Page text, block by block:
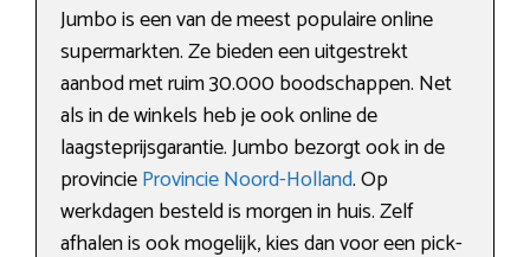
Jumbo is een van de meest populaire online
supermarkten. Ze bieden een uitgestrekt
aanbod met ruim 30.000 boodschappen. Net
als in de winkels heb je ook online de
laagsteprijsgarantie. Jumbo bezorgt ook in de
provincieProvincie Noord-Holland. Op
werkdagen besteld is morgen in huis. Zelf
afhalen is ook mogelijk, kies dan voor een pick-